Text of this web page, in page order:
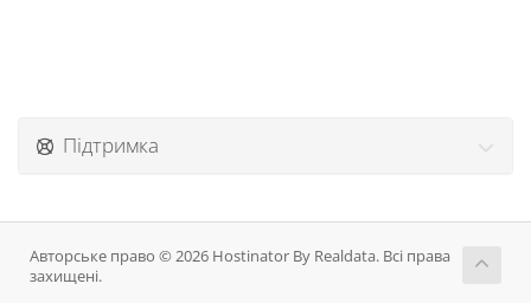
Підтримка
Авторське право © 2026 Hostinator By Realdata. Всі права
захищені.